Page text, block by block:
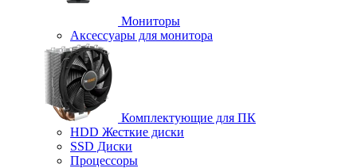
Мониторы
Аксессуары для монитора
Комплектующие для ПК
HDD Жесткие диски
SSD Диски
Процессоры